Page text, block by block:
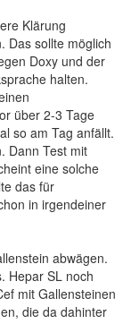
Klärung
Das sollte möglich
Doxy und der
halten.
über 2-3 Tage
so am Tag anfällt.
Dann Test mit
eine solche
das für
in irgendeiner
abwägen.
Hepar SL noch
mit Gallensteinen
die da dahinter